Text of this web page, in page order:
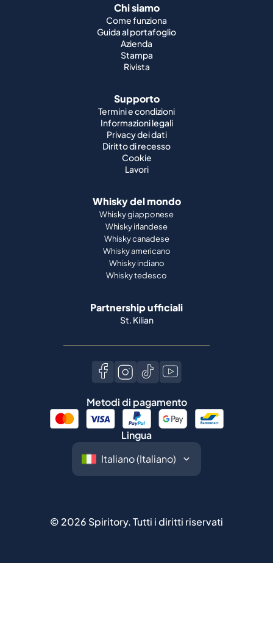
Rivista
Supporto
Termini e condizioni
Informazioni legali
Privacy dei dati
Cookie
Lavori
Whisky del mondo
Whisky giapponese
Whisky irlandese
Whisky indiano
Whisky tedesco
Partnership ufficiali
St. Kilian
Lingua
2026Spiritory.Tutti i diritti riservati